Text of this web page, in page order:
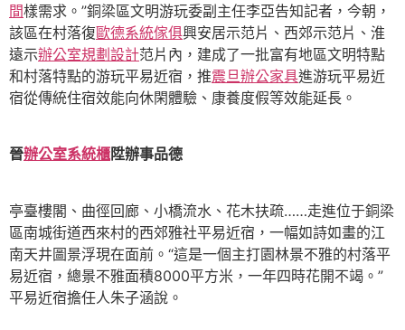
間樣需求。”銅梁區文明游玩委副主任李亞告知記者，今朝，
該區在村落復歐德系統傢俱興安居示范片、西郊示范片、淮
遠示辦公室規劃設計范片內，建成了一批富有地區文明特點
和村落特點的游玩平易近宿，推震旦辦公家具進游玩平易近
宿從傳統住宿效能向休閑體驗、康養度假等效能延長。
晉辦公室系統櫃陞辦事品德
亭臺樓閣、曲徑回廊、小橋流水、花木扶疏……走進位于銅梁
區南城街道西來村的西郊雅社平易近宿，一幅如詩如畫的江
南天井圖景浮現在面前。“這是一個主打園林景不雅的村落平
易近宿，總景不雅面積8000平方米，一年四時花開不竭。”
平易近宿擔任人朱子涵說。